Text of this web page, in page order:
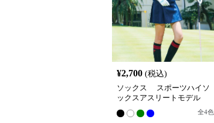
¥2,700 (税込)
ソックス スポーツハイソ
ックスアスリートモデル
全4色